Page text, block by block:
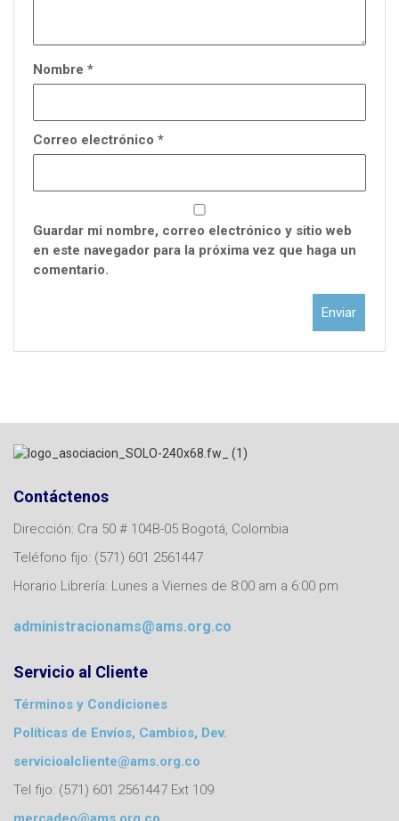
Nombre *
Correo electrónico *
Guardar mi nombre, correo electrónico y sitio web
en este navegador para la próxima vez que haga un
comentario.
Contáctenos
Dirección: Cra 50 # 104B-05 Bogotá, Colombia
Teléfono fijo: (571) 601 2561447
Horario Librería: Lunes a Viernes de 8:00 am a 6:00 pm
administracionams@ams.org.co
Servicio al Cliente
Términos y Condiciones
Políticas de Envíos, Cambios, Dev.
servicioalcliente@ams.org.co
Tel fijo: (571) 601 2561447 Ext 109